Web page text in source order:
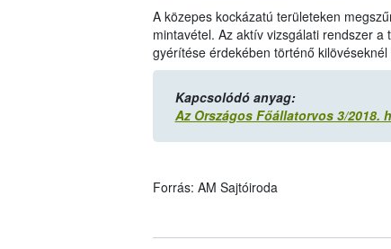
A közepes kockázatú területeken
mintavétel. Az aktív vizsgálati rendszer
gyérítése érdekében történő kilövéseknél
Kapcsolódó anyag:
Az Országos Főállatorvos 3/2018.
Forrás: AM Sajtóiroda